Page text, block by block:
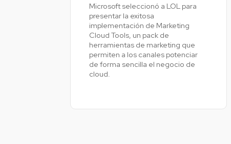
Microsoft seleccionó a LOL para
presentar la exitosa
implementación de Marketing
Cloud Tools, un pack de
herramientas de marketing que
permiten a los canales potenciar
de forma sencilla el negocio de
cloud.